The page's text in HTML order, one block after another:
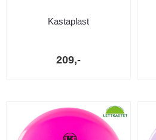
Kastaplast
209,-